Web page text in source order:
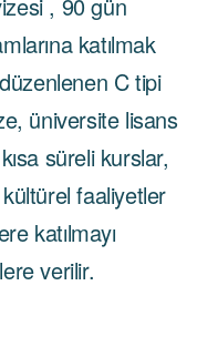
katılmak
C tipi
üniversite lisans
süreli kurslar,
faaliyetler
katılmayı
verilir.